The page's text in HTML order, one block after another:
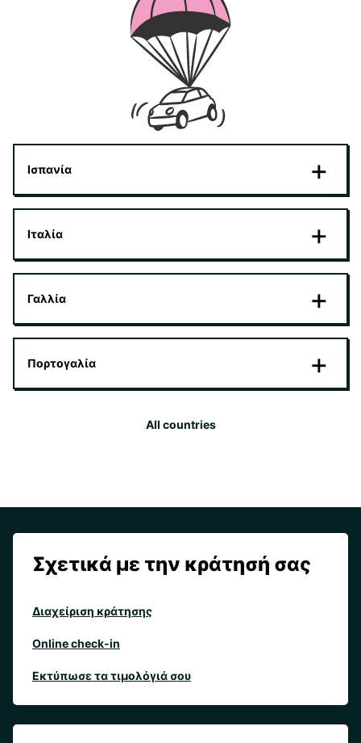
Ισπανία
Ιταλία
Γαλλία
Πορτογαλία
All countries
Σχετικά με την κράτησή σας
Διαχείριση κράτησης
Online check-in
Εκτύπωσε τα τιμολόγιά σου